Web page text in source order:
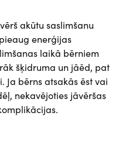
akūtu saslimšanu
enerģijas
laikā bērniem
šķidruma un jāēd, pat
Ja bērns atsakās ēst vai
nekavējoties jāvēršas